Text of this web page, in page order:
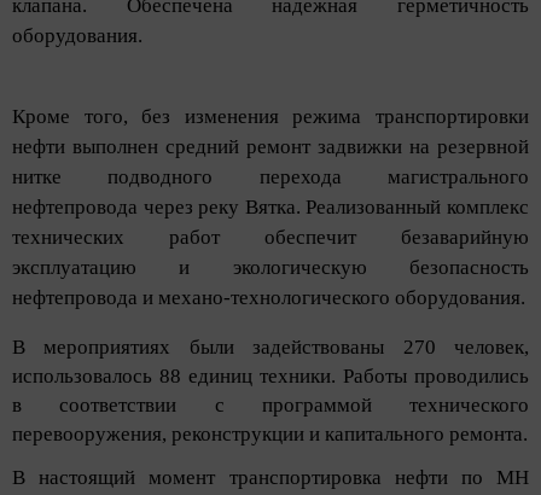
клапана. Обеспечена надежная герметичность
оборудования.
Кроме того, без изменения режима транспортировки
нефти выполнен средний ремонт задвижки на резервной
нитке подводного перехода магистрального
нефтепровода через реку Вятка. Реализованный комплекс
технических работ обеспечит безаварийную
эксплуатацию и экологическую безопасность
нефтепровода и механо-технологического оборудования.
В мероприятиях были задействованы 270 человек,
использовалось 88 единиц техники. Работы проводились
в соответствии с программой технического
перевооружения, реконструкции и капитального ремонта.
В настоящий момент транспортировка нефти по МН